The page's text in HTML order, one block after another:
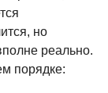
но
реально.
порядке: